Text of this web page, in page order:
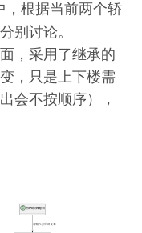
，根据当前两个轿
别讨论。
，采用了继承的
，只是上下楼需
会不按顺序），